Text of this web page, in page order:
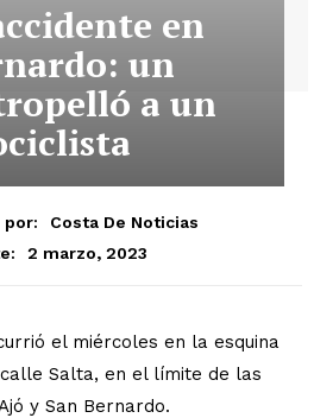
en
un
a un
por:
Costa De Noticias
2 marzo, 2023
el miércoles en la esquina
Salta, en el límite de las
y San Bernardo.